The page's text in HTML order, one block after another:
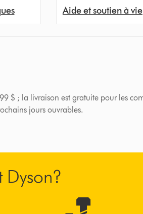
Aide et soutien à vie
$ ; la livraison est gratuite pour les
jours ouvrables.
Dyson?